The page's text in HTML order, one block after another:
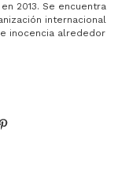
2013. Se encuentra
internacional
inocencia alrededor